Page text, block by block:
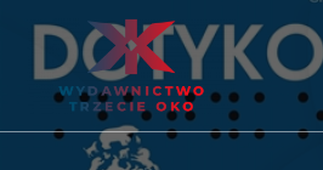
to
content